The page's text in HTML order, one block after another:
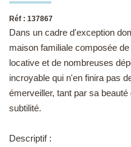
Réf : 137867
Dans un cadre d'exception
maison familiale composée
locative et de nombreuses
incroyable qui n'en finira pas
émerveiller, tant par sa
subtilité.
Descriptif :